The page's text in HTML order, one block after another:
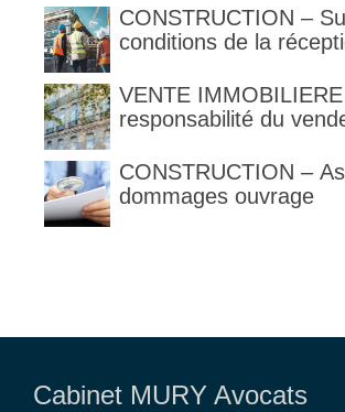
l’architecte supporte
obligation de contrôle
CONSTRUCTION –
conditions de la
VENTE
responsabilité du
1792 et suivants du
CONSTRUCTION –
dommages ouvrage
Cabinet MURY Avocats